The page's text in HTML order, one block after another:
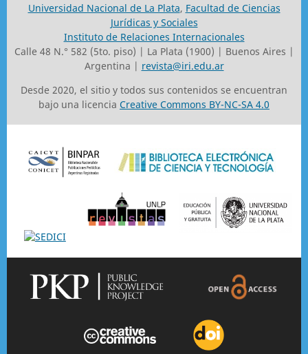
Universidad Nacional de La Plata, Facultad de Ciencias
Jurídicas y Sociales
Instituto de Relaciones Internacionales
Calle 48 N.° 582 (5to. piso) | La Plata (1900) | Buenos Aires |
Argentina | revista@iri.edu.ar
Desde 2020, el sitio y todos sus contenidos se encuentran
bajo una licencia Creative Commons BY-NC-SA 4.0